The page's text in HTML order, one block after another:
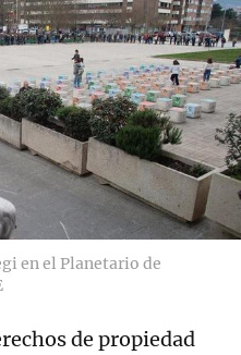
en el Planetario de
de propiedad